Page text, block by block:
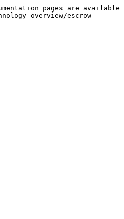
pages are available
overview/escrow-